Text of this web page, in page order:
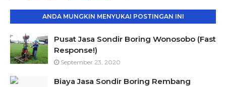
ANDA MUNGKIN MENYUKAI POSTINGAN INI
Pusat Jasa Sondir Boring Wonosobo (Fast
Response!)
September 23, 2020
Biaya Jasa Sondir Boring Rembang